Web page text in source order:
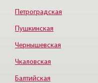
Петроградская
Пушкинская
Чернышевская
Чкаловская
Балтийская